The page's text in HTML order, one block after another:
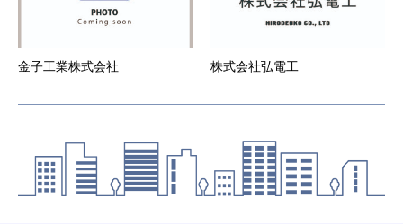
方法により、会員に対し、随時必要な事項を通知
します。また、会員は本サービスウェブサイトに
知を受けることを承諾したものとします。当社か
ェブサイト上で行った場合はウェブサイト上に掲
示した時点で、また電子メールで行った場合は電
子メールを発送した時点より効力を発するものと
します。
金子工業株式会社 株式会社弘電工